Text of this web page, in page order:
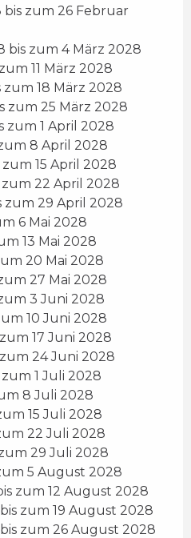
bis zum 26 Februar
bis zum 4 März 2028
11 März 2028
zum 18 März 2028
zum 25 März 2028
zum 1 April 2028
8 April 2028
15 April 2028
22 April 2028
zum 29 April 2028
6 Mai 2028
13 Mai 2028
20 Mai 2028
27 Mai 2028
3 Juni 2028
10 Juni 2028
17 Juni 2028
24 Juni 2028
1 Juli 2028
8 Juli 2028
15 Juli 2028
22 Juli 2028
29 Juli 2028
5 August 2028
zum 12 August 2028
zum 19 August 2028
zum 26 August 2028